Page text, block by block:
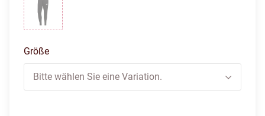
Größe
Bitte wählen Sie eine Variation.